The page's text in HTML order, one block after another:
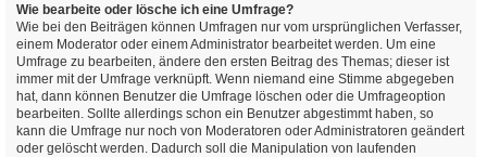
Wie bearbeite oder lösche ich eine Umfrage?
Wie bei den Beiträgen können Umfragen nur vom ursprünglichen Verfasser,
einem Moderator oder einem Administrator bearbeitet werden. Um eine
Umfrage zu bearbeiten, ändere den ersten Beitrag des Themas; dieser ist
immer mit der Umfrage verknüpft. Wenn niemand eine Stimme abgegeben
hat, dann können Benutzer die Umfrage löschen oder die Umfrageoption
bearbeiten. Sollte allerdings schon ein Benutzer abgestimmt haben, so
kann die Umfrage nur noch von Moderatoren oder Administratoren geändert
oder gelöscht werden. Dadurch soll die Manipulation von laufenden